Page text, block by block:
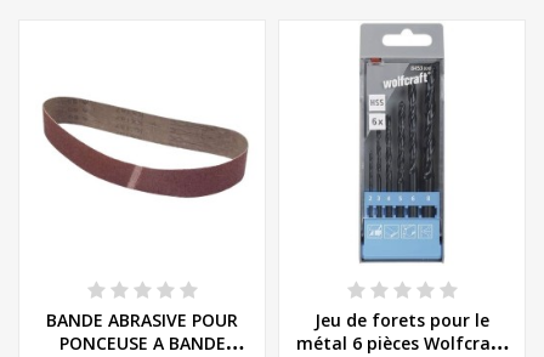
BANDE ABRASIVE POUR
PONCEUSE A BANDE
Jeu de forets pour le
métal 6 pièces Wolfcraft